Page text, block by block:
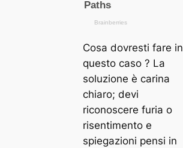
Cosa dovresti fare in
questo caso ? La
soluzione è carina
chiaro; devi
riconoscere furia o
risentimento e
spiegazioni pensi in